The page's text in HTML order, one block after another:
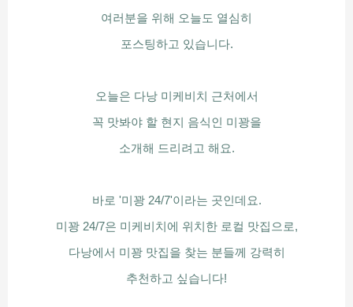
여러분을 위해 오늘도 열심히
포스팅하고 있습니다.
오늘은 다낭 미케비치 근처에서
꼭 맛봐야 할 현지 음식인 미꽝을
소개해 드리려고 해요.
바로 '미꽝 24/7'이라는 곳인데요.
미꽝 24/7은 미케비치에 위치한 로컬 맛집으로,
다낭에서 미꽝 맛집을 찾는 분들께 강력히
추천하고 싶습니다!